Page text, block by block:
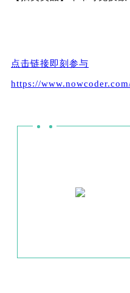
点击链接即刻参与
https://